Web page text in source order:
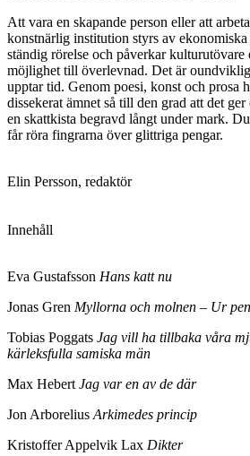
Att vara en skapande person eller att
konstnärlig institution styrs av
ständig rörelse och påverkar
möjlighet till överlevnad. Det är
upptar tid. Genom poesi, konst och prosa
dissekerat ämnet så till den grad att det
en skattkista begravd långt under mark.
får röra fingrarna över glittriga pengar.
Elin Persson, redaktör
Innehåll
Eva Gustafsson Hans katt nu
Jonas Gren Myllorna och molnen – Ur
Tobias Poggats Jag vill ha tillbaka våra
kärleksfulla samiska män
Max Hebert Jag var en av de där
Jon Arborelius Arkimedes princip
Kristoffer Appelvik Lax Dikter